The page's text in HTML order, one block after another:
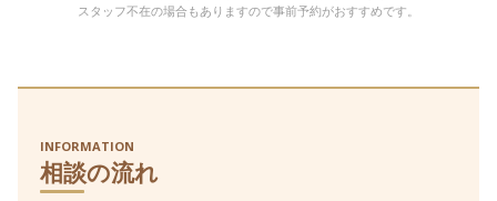
スタッフ不在の場合もありますので事前予約がおすすめです。
INFORMATION
相談の流れ